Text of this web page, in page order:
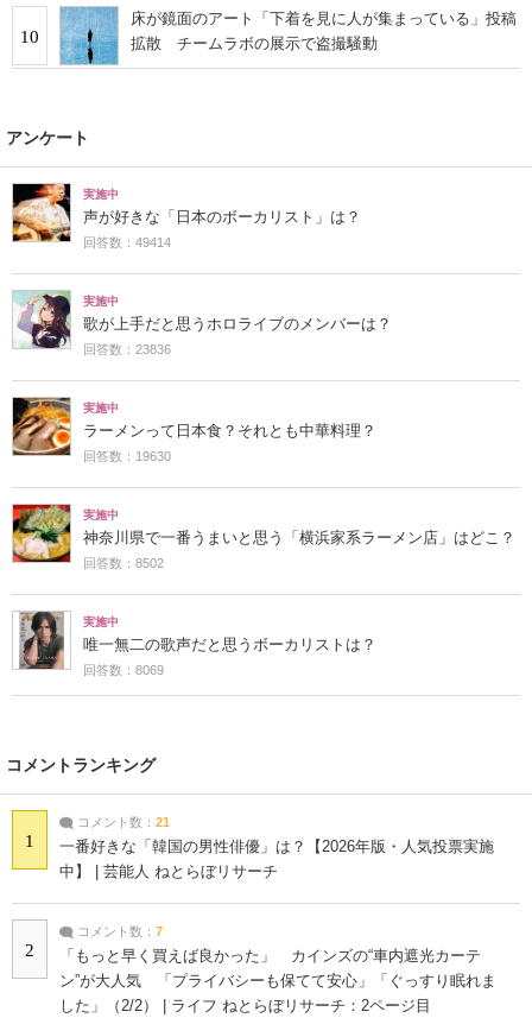
10
床が鏡面のアート「下着を見に人が集まっている」投稿
拡散 チームラボの展示で盗撮騒動
アンケート
実施中
声が好きな「日本のボーカリスト」は？
回答数：49414
実施中
歌が上手だと思うホロライブのメンバーは？
回答数：23836
実施中
ラーメンって日本食？それとも中華料理？
回答数：19630
実施中
神奈川県で一番うまいと思う「横浜家系ラーメン店」はどこ？
回答数：8502
実施中
唯一無二の歌声だと思うボーカリストは？
回答数：8069
コメントランキング
1
コメント数： 21
一番好きな「韓国の男性俳優」は？【2026年版・人気投票実施
中】 | 芸能人 ねとらぼリサーチ
2
コメント数： 7
「もっと早く買えば良かった」 カインズの“車内遮光カーテ
ン”が大人気 「プライバシーも保てて安心」「ぐっすり眠れま
した」（2/2） | ライフ ねとらぼリサーチ：2ページ目